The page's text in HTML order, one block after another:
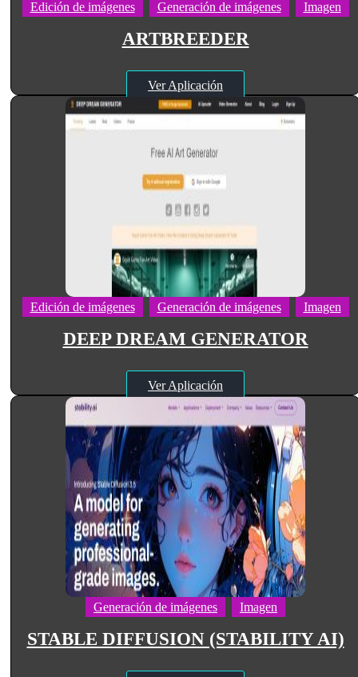
Edición de imágenes Generación de imágenes Imagen
ARTBREEDER
Ver Aplicación
Edición de imágenes Generación de imágenes Imagen
DEEP DREAM GENERATOR
Ver Aplicación
Generación de imágenes Imagen
STABLE DIFFUSION (STABILITY AI)